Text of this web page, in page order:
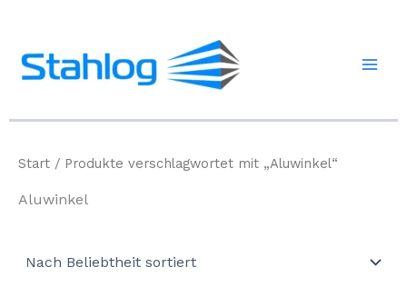
springen
Start / Produkte verschlagwortet mit „Aluwinkel“
Aluwinkel